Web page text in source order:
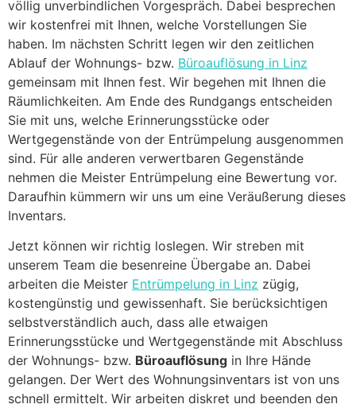
völlig unverbindlichen Vorgespräch. Dabei besprechen
wir kostenfrei mit Ihnen, welche Vorstellungen Sie
haben. Im nächsten Schritt legen wir den zeitlichen
Ablauf der Wohnungs- bzw. Büroauflösung in Linz
gemeinsam mit Ihnen fest. Wir begehen mit Ihnen die
Räumlichkeiten. Am Ende des Rundgangs entscheiden
Sie mit uns, welche Erinnerungsstücke oder
Wertgegenstände von der Entrümpelung ausgenommen
sind. Für alle anderen verwertbaren Gegenstände
nehmen die Meister Entrümpelung eine Bewertung vor.
Daraufhin kümmern wir uns um eine Veräußerung dieses
Inventars.
Jetzt können wir richtig loslegen. Wir streben mit
unserem Team die besenreine Übergabe an. Dabei
arbeiten die Meister Entrümpelung in Linz zügig,
kostengünstig und gewissenhaft. Sie berücksichtigen
selbstverständlich auch, dass alle etwaigen
Erinnerungsstücke und Wertgegenstände mit Abschluss
der Wohnungs- bzw. Büroauflösung in Ihre Hände
gelangen. Der Wert des Wohnungsinventars ist von uns
schnell ermittelt. Wir arbeiten diskret und beenden den